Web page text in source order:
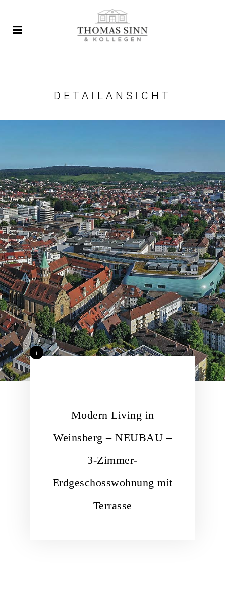
DETAILANSICHT
i
Modern Living in
Weinsberg – NEUBAU –
3-Zimmer-
Erdgeschosswohnung mit
Terrasse